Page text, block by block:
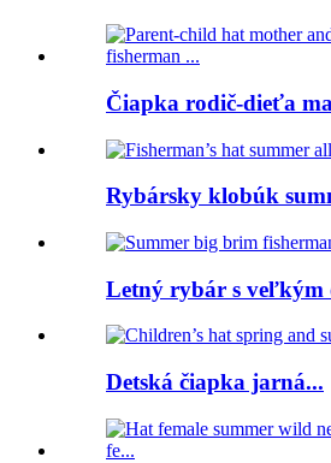
Čiapka rodič-dieťa
Rybársky klobúk
Letný rybár s veľkým
Detská čiapka jarná...